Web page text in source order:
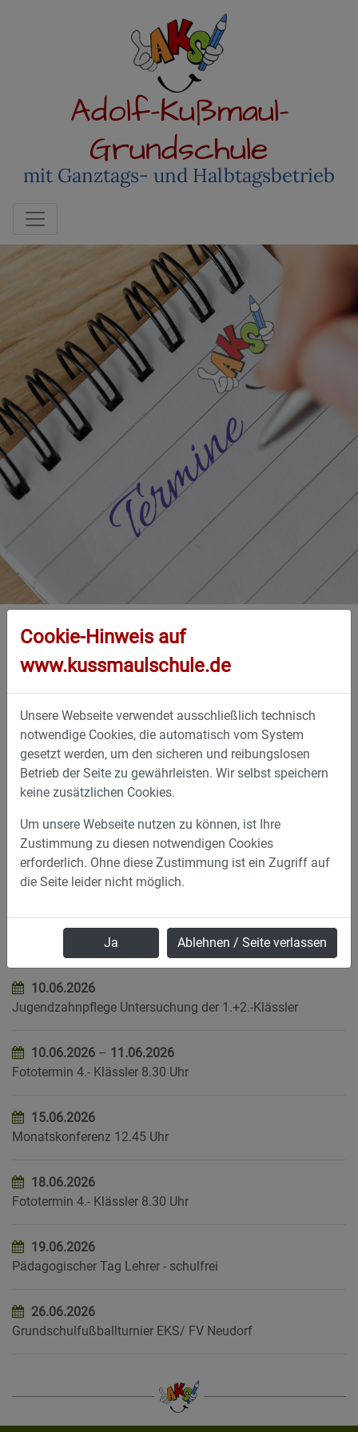
Adolf-Kußmaul-
Grundschule
mit Ganztags- und Halbtagsbetrieb
Toggle navigation
Termine
Termine – Juni 2026
Vormonat | Aktueller Monat Nächster Monat
08.06.2026
08.06.2026
späteste Meldung versetzungsgefährdeter Schüler an SL
09.06.2026
Jugendzahnpflege Untersuchung der 1.+2.-Klässler
10.06.2026
Jugendzahnpflege Untersuchung der 1.+2.-Klässler
10.06.2026– 11.06.2026
Fototermin 4.- Klässler 8.30 Uhr
15.06.2026
Monatskonferenz 12.45 Uhr
18.06.2026
Fototermin 4.- Klässler 8.30 Uhr
19.06.2026
Pädagogischer Tag Lehrer - schulfrei
26.06.2026
Grundschulfußballturnier EKS/ FV Neudorf
Cookie-Hinweis auf
www.kussmaulschule.de
Unsere Webseite verwendet ausschließlich technisch
notwendige Cookies, die automatisch vom System
gesetzt werden, um den sicheren und reibungslosen
Betrieb der Seite zu gewährleisten. Wir selbst speichern
keine zusätzlichen Cookies.
Um unsere Webseite nutzen zu können, ist Ihre
Zustimmung zu diesen notwendigen Cookies
erforderlich. Ohne diese Zustimmung ist ein Zugriff auf
die Seite leider nicht möglich.
Ja Ablehnen / Seite verlassen